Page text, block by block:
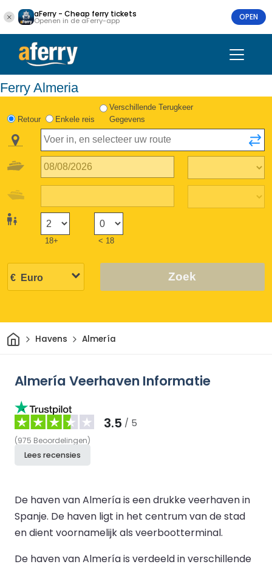
aFerry - Cheap ferry tickets
Openen in de aFerry-app OPEN
Ferry Almeria
Retour Enkele reis
Verschillende Terugkeer
Gegevens
18+ < 18
Zoek
ThuisHavens Almería
Almería Veerhaven Informatie
3.5 / 5
(975 Beoordelingen)
Lees recensies
De haven van Almería is een drukke veerhaven in
Spanje. De haven ligt in het centrum van de stad
en dient voornamelijk als veerbootterminal.
De haven van Almería is verdeeld in verschillende